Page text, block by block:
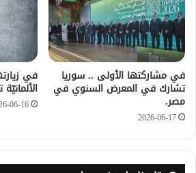
في مشاركتها الأولى .. سوريا
تشارك في المعرض السنوي في
مصر.
2026-06-17
في
06-16